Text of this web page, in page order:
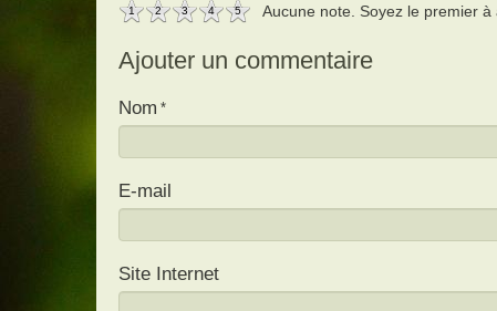
1 2 3 4 5 Aucune note. Soyez le premier
Ajouter un commentaire
Nom
E-mail
Site Internet